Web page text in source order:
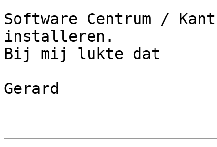
Software Centrum /
installeren.
Bij mij lukte dat
Gerard